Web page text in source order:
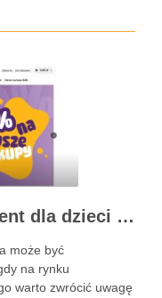
Pomysły na idealny prezent dla dzieci z BSKToys
może być
na rynku
warto zwrócić uwagę